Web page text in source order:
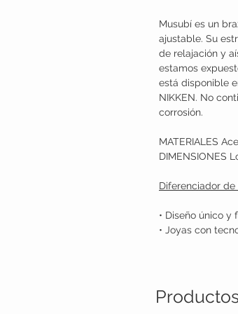
Musubí es un
ajustable. Su
de relajación y
estamos
está disponible
NIKKEN. No
corrosión.
MATERIALES
DIMENSIONES
Diferenciador
• Diseño único y
• Joyas con